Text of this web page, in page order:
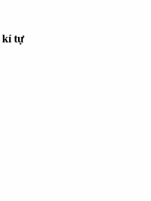
kí tự